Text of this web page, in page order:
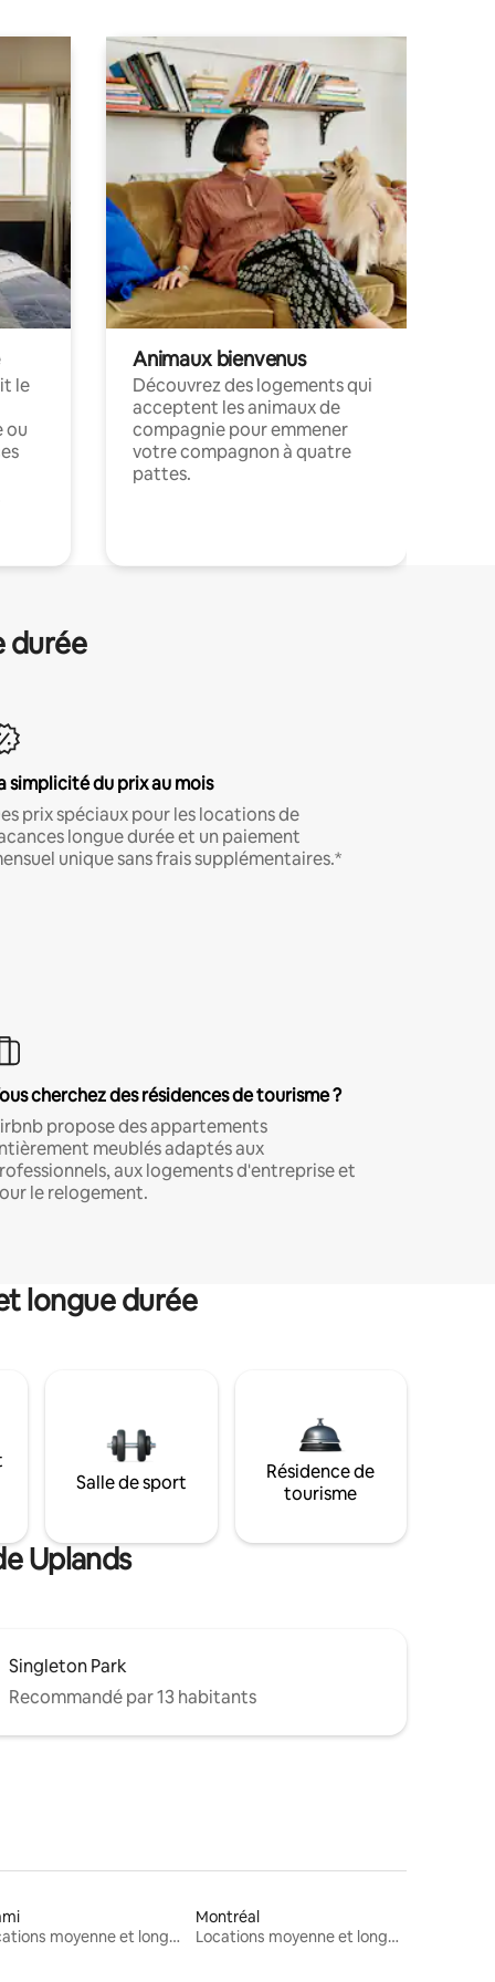
le
ou
Animaux bienvenus
Découvrez des logements qui
acceptent les animaux de
compagnie pour emmener
votre compagnon à quatre
pattes.
durée
simplicité du prix au mois
prix spéciaux pour les locations de
longue durée et un paiement
unique sans frais supplémentaires.*
cherchez des résidences de tourisme ?
propose des appartements
meublés adaptés aux
aux logements d'entreprise et
le relogement.
longue durée
Salle de sport
Résidence de
tourisme
Uplands
Singleton Park
Recommandé par 13 habitants
Locations moyenne et longue durée
Montréal
Locations moyenne et longue durée